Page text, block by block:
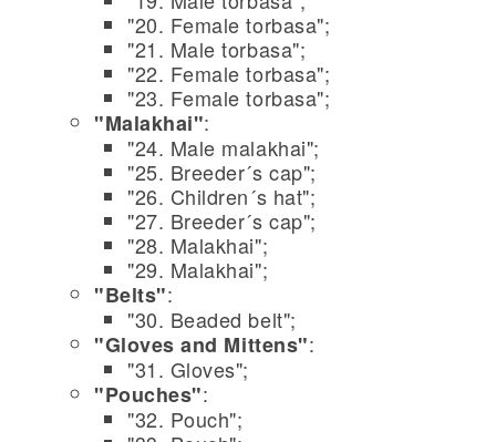
"20. Female torbasa";
"21. Male torbasa";
"22. Female torbasa";
"23. Female torbasa";
"Malakhai":
"24. Male malakhai";
"25. Breeder´s cap";
"26. Children´s hat";
"27. Breeder´s cap";
"28. Malakhai";
"29. Malakhai";
"Belts":
"30. Beaded belt";
"Gloves and Mittens":
"31. Gloves";
"Pouches":
"32. Pouch";